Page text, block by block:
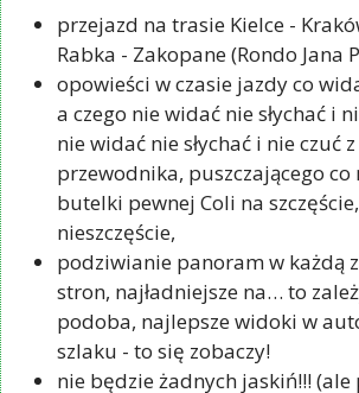
przejazd na trasie Kielce -
Rabka - Zakopane (Rondo Jana
opowieści w czasie jazdy co
a czego nie widać nie słychać i
nie widać nie słychać i nie czuć
przewodnika, puszczającego co
butelki pewnej Coli na
nieszczęście,
podziwianie panoram w każdą
stron, najładniejsze na… to
podoba, najlepsze widoki w
szlaku - to się zobaczy!
nie będzie żadnych jaskiń!!! (ale